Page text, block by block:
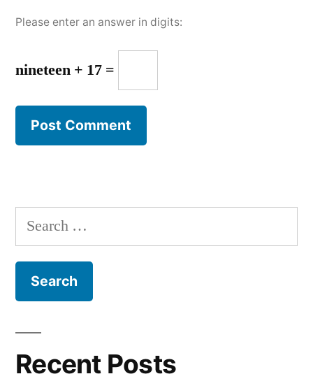
Please enter an answer in digits:
nineteen + 17 =
Search
for:
Recent Posts